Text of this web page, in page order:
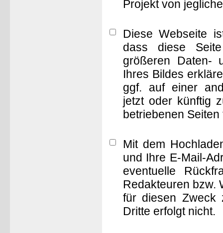
Projekt von
Diese Webseite
dass diese
größeren Daten-
Ihres Bildes
ggf. auf einer
jetzt oder künftig
betriebenen
Mit dem
und Ihre E-Mail-
eventuelle
Redakteuren bzw.
für diesen Zweck
Dritte erfolgt nicht.